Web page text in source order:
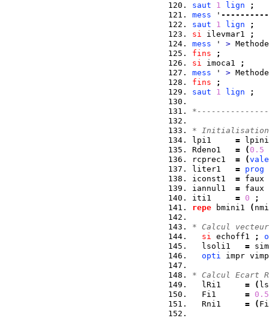
saut 1 lign
;
mess '
saut
1 lign
;
si ilevmar1
;
mess ' >
fins
;
si imoca1
;
mess ' >
fins
;
saut
1 lign ;
*
lpi1 =
Rdeno1 = ( 0.5
rcprec1 = (vale
liter1 = prog
iconst1 = faux
iannul1 = faux
iti1 = 0
;
repe bmini1 (
* Calcul
si echoff1 ;
  lsoli1
=
opti impr
* Calcul Ecart
  lRi1
= (
  Fi1
= 0.5
  Rni1
= (